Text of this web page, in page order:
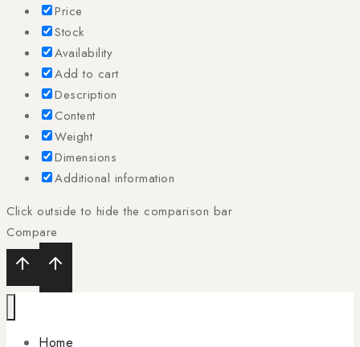
Price
Stock
Availability
Add to cart
Description
Content
Weight
Dimensions
Additional information
Click outside to hide the comparison bar
Compare
Home